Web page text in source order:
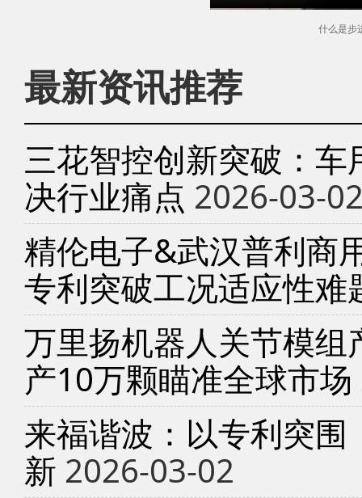
什么是步
最新资讯推荐
三花智控创新突破：
决行业痛点 2026-03-
精伦电子&武汉普利商
专利突破工况适应性难
万里扬机器人关节模
产10万颗瞄准全球市场
来福谐波：以专利突
新 2026-03-02